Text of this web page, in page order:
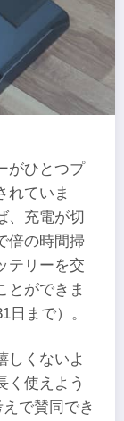
がひとつプ
れていま
、充電が切
倍の時間掃
テリーを交
とができま
日まで）。
しくないよ
く使えよう
で賛同でき